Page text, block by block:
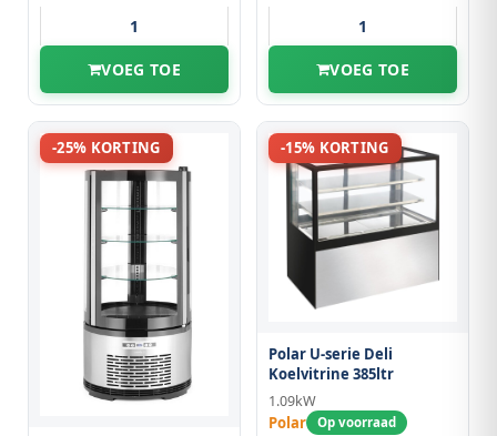
VOEG TOE VOEG TOE
-25% KORTING -15% KORTING
Polar U-serie Deli
Koelvitrine 385ltr
1.09kW
Polar Op voorraad